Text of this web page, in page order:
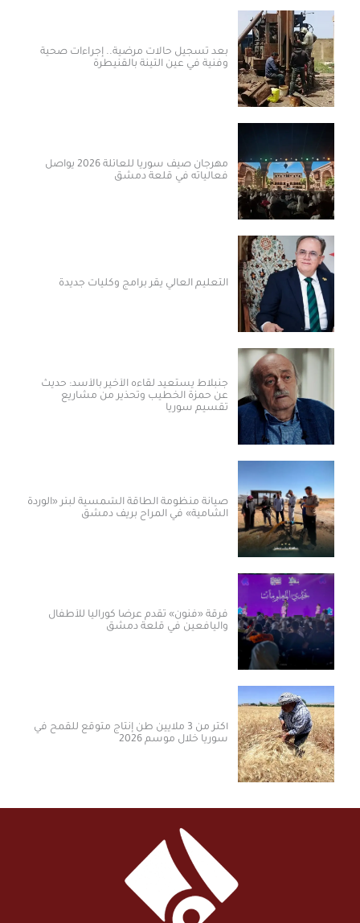
بعد تسجيل حالات مرضية.. إجراءات صحية
وفنية في عين التينة بالقنيطرة
مهرجان صيف سوريا للعائلة 2026 يواصل
فعالياته في قلعة دمشق
التعليم العالي يقر برامج وكليات جديدة
جنبلاط يستعيد لقاءه الأخير بالأسد: حديث
عن حمزة الخطيب وتحذير من مشاريع
تقسيم سوريا
صيانة منظومة الطاقة الشمسية لبئر «الوردة
الشامية» في المراح بريف دمشق
فرقة «فنون» تقدم عرضاً كورالياً للأطفال
واليافعين في قلعة دمشق
أكثر من 3 ملايين طن إنتاج متوقع للقمح في
سوريا خلال موسم 2026